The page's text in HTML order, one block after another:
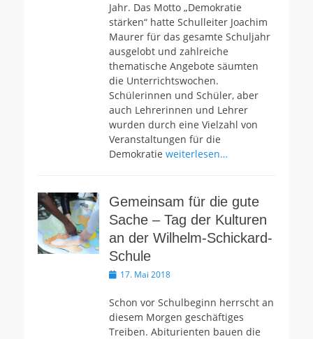
Jahr. Das Motto „Demokratie
stärken“ hatte Schulleiter Joachim
Maurer für das gesamte Schuljahr
ausgelobt und zahlreiche
thematische Angebote säumten
die Unterrichtswochen.
Schülerinnen und Schüler, aber
auch Lehrerinnen und Lehrer
wurden durch eine Vielzahl von
Veranstaltungen für die
Demokratie weiterlesen…
Gemeinsam für die gute
Sache – Tag der Kulturen
an der Wilhelm-Schickard-
Schule
Veröffentlicht
17. Mai 2018
Schon vor Schulbeginn herrscht an
diesem Morgen geschäftiges
Treiben. Abiturienten bauen die